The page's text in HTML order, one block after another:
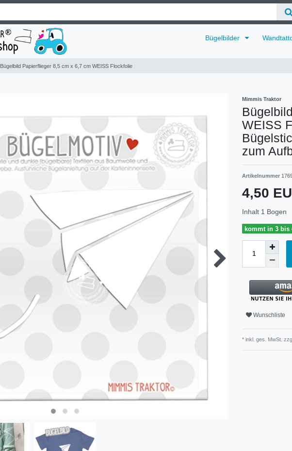
Bügelbilder
Bügelbild Papierflieger 8,5 cm x 6,7 cm WEISS Flockfolie
Mimmis Traktor
WEISS
zum
Artikelnummer
4,50
Inhalt 1 Bogen
kommt in 3 bis
Wunschliste
* inkl. ges. MwSt.